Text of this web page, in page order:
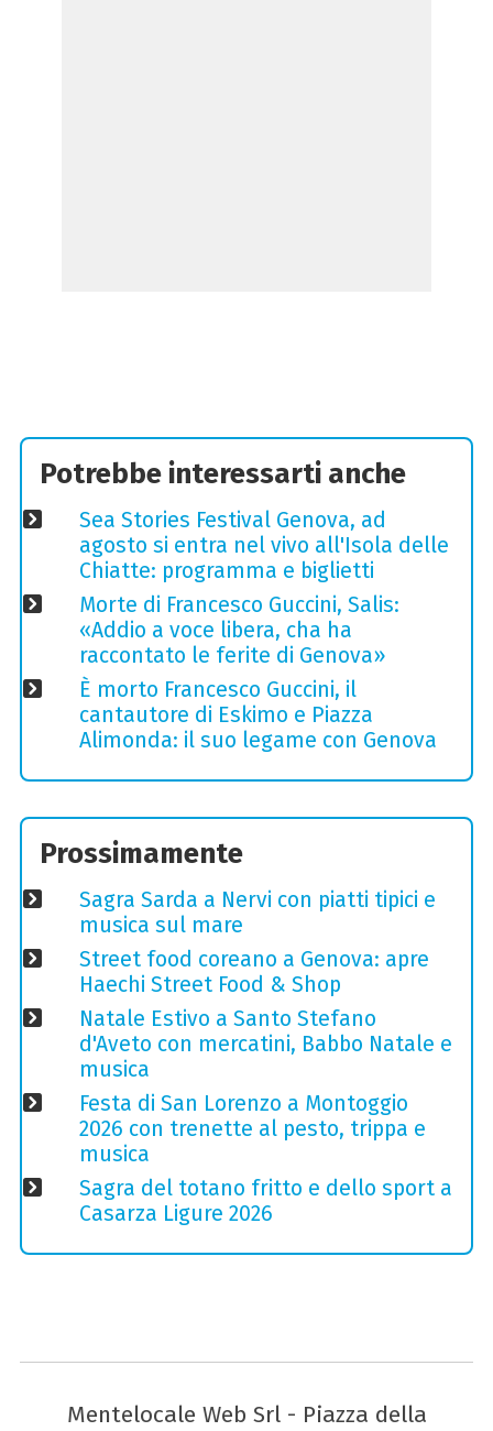
Potrebbe interessarti anche
Sea Stories Festival Genova, ad
agosto si entra nel vivo all'Isola delle
Chiatte: programma e biglietti
Morte di Francesco Guccini, Salis:
«Addio a voce libera, cha ha
raccontato le ferite di Genova»
È morto Francesco Guccini, il
cantautore di Eskimo e Piazza
Alimonda: il suo legame con Genova
Prossimamente
Sagra Sarda a Nervi con piatti tipici e
musica sul mare
Street food coreano a Genova: apre
Haechi Street Food & Shop
Natale Estivo a Santo Stefano
d'Aveto con mercatini, Babbo Natale e
musica
Festa di San Lorenzo a Montoggio
2026 con trenette al pesto, trippa e
musica
Sagra del totano fritto e dello sport a
Casarza Ligure 2026
Mentelocale Web Srl - Piazza della